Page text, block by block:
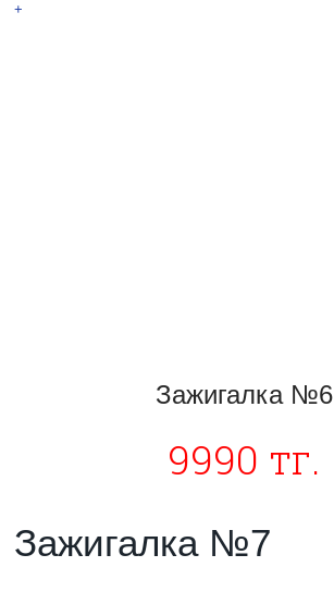
+
Зажигалка №6
9990 тг.
Зажигалка №7